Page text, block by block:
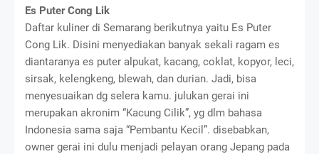
Es Puter Cong Lik
Daftar kuliner di Semarang berikutnya yaitu Es Puter
Cong Lik. Disini menyediakan banyak sekali ragam es
diantaranya es puter alpukat, kacang, coklat, kopyor, leci,
sirsak, kelengkeng, blewah, dan durian. Jadi, bisa
menyesuaikan dg selera kamu. julukan gerai ini
merupakan akronim “Kacung Cilik”, yg dlm bahasa
Indonesia sama saja “Pembantu Kecil”. disebabkan,
owner gerai ini dulu menjadi pelayan orang Jepang pada